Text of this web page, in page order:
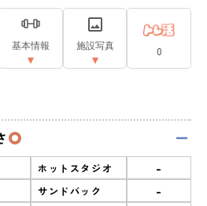
基本情報 施設写真 0
ホットスタジオ -
サンドバック -